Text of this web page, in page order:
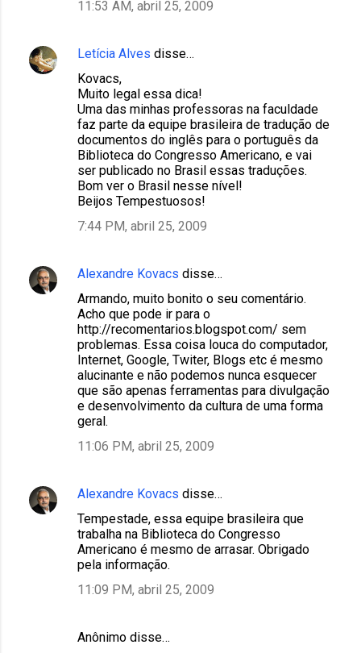
11:53 AM, abril 25, 2009
Letícia Alves disse…
Kovacs,
Muito legal essa dica!
Uma das minhas professoras na faculdade
faz parte da equipe brasileira de tradução de
documentos do inglês para o português da
Biblioteca do Congresso Americano, e vai
ser publicado no Brasil essas traduções.
Bom ver o Brasil nesse nível!
Beijos Tempestuosos!
7:44 PM, abril 25, 2009
Alexandre Kovacs disse…
Armando, muito bonito o seu comentário.
Acho que pode ir para o
http://recomentarios.blogspot.com/ sem
problemas. Essa coisa louca do computador,
Internet, Google, Twiter, Blogs etc é mesmo
alucinante e não podemos nunca esquecer
que são apenas ferramentas para divulgação
e desenvolvimento da cultura de uma forma
geral.
11:06 PM, abril 25, 2009
Alexandre Kovacs disse…
Tempestade, essa equipe brasileira que
trabalha na Biblioteca do Congresso
Americano é mesmo de arrasar. Obrigado
pela informação.
11:09 PM, abril 25, 2009
Anônimo disse…